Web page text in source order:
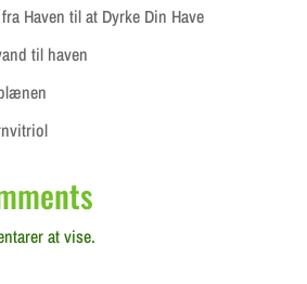
Haven til at Dyrke Din Have
til haven
at vise.